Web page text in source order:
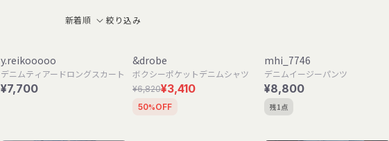
絞り込み
y.reikooooo
デニムティアードロングスカート
¥7,700
&drobe
ボクシーポケットデニムシャツ
¥6,820¥3,410
50%OFF
mhi_7746
デニムイージーパンツ
¥8,800
残1点